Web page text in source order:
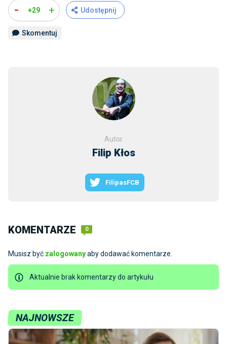
- +29 + Udostępnij
Skomentuj
Autor
Filip Kłos
FilipasFCB
KOMENTARZE 0
Musisz być zalogowanyaby dodawać komentarze.
Aktualnie brak komentarzy do artykułu
NAJNOWSZE